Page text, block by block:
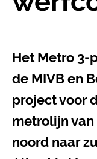
Het Metro 3-
de MIVB en
project voor
metrolijn van
noord naar